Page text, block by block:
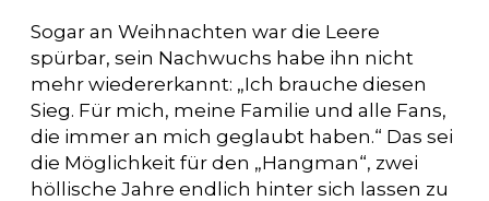
Sogar an Weihnachten war die Leere
spürbar, sein Nachwuchs habe ihn nicht
mehr wiedererkannt: „Ich brauche diesen
Sieg. Für mich, meine Familie und alle Fans,
die immer an mich geglaubt haben.“ Das sei
die Möglichkeit für den „Hangman“, zwei
höllische Jahre endlich hinter sich lassen zu